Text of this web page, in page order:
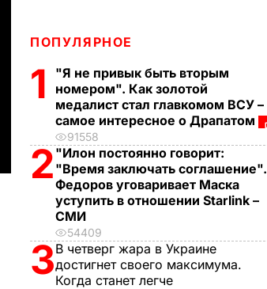
ПОПУЛЯРНОЕ
1
"Я не привык быть вторым
номером". Как золотой
медалист стал главкомом ВСУ –
самое интересное о Драпатом
91558
2 "Илон постоянно говорит:
"Время заключать соглашение".
Федоров уговаривает Маска
уступить в отношении Starlink –
СМИ
54409
3В четверг жара в Украине
достигнет своего максимума.
Когда станет легче